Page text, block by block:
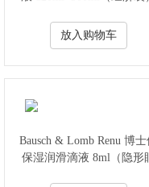
放入购物车
Bausch & Lomb Renu 博士
保湿润滑滴液 8ml（隐形